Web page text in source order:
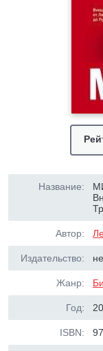
Название:
Автор:
Издательство:
Жанр:
Год:
ISBN: